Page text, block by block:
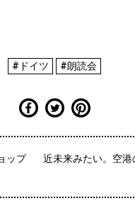
#ドイツ #朗読会
ップ
近未来みたい。空